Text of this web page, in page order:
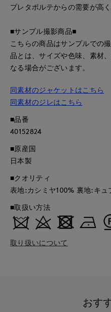
プレタポルテからの需要が高
■サンプル撮影商品■
こちらの商品はサンプルでの
品とは、サイズや色味、素材
なる場合がございます。
同素材のジャケットはこちら
同素材のジレはこちら
■品番
40152824
■原産国
日本製
■クオリティ
表地:カシミヤ100% 裏地:キュ
■取扱い方法
取り扱いについて
おす